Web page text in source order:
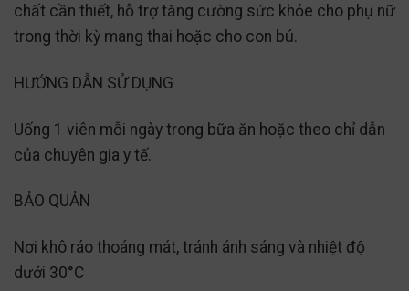
chất cần thiết, hỗ trợ tăng cường sức khỏe cho phụ nữ
trong thời kỳ mang thai hoặc cho con bú.
HƯỚNG DẪN SỬ DỤNG
Uống 1 viên mỗi ngày trong bữa ăn hoặc theo chỉ dẫn
của chuyên gia y tế.
BẢO QUẢN
Nơi khô ráo thoáng mát, tránh ánh sáng và nhiệt độ
dưới 30°C